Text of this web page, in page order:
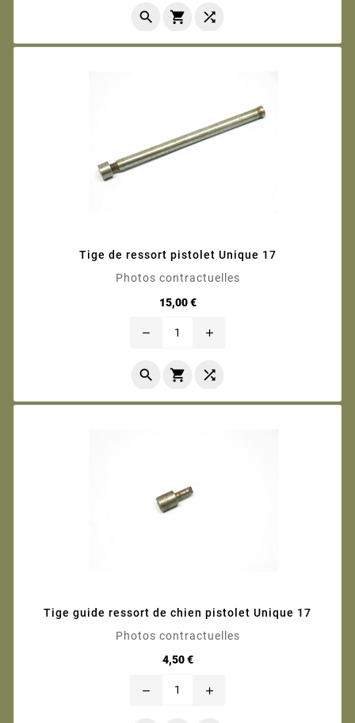
  
Tige de ressort pistolet Unique 17
Photos contractuelles
15,00 €Prix
remove add
  
Tige guide ressort de chien pistolet Unique 17
Photos contractuelles
4,50 €Prix
remove add